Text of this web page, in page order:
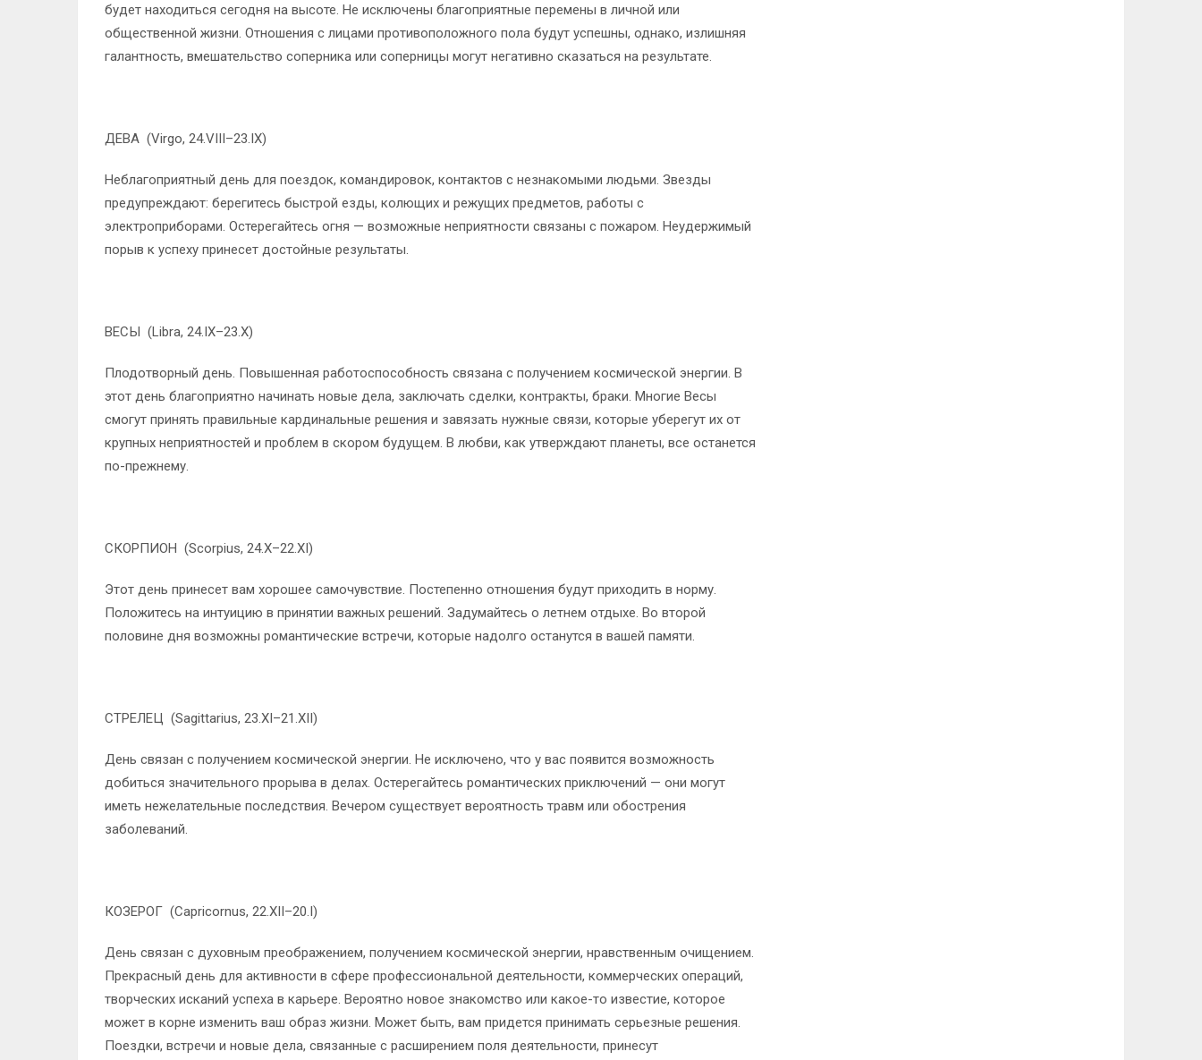
будет находиться сегодня на высоте. Не исключены благоприятные перемены в личной или
общественной жизни. Отношения с лицами противоположного пола будут успешны, однако, излишняя
галантность, вмешательство соперника или соперницы могут негативно сказаться на результате.
ДЕВА (Virgo, 24.VIII–23.IX)
Неблагоприятный день для поездок, командировок, контактов с незнакомыми людьми. Звезды
предупреждают: берегитесь быстрой езды, колющих и режущих предметов, работы с
электроприборами. Остерегайтесь огня — возможные неприятности связаны с пожаром. Неудержимый
порыв к успеху принесет достойные результаты.
ВЕСЫ (Libra, 24.IX–23.X)
Плодотворный день. Повышенная работоспособность связана с получением космической энергии. В
этот день благоприятно начинать новые дела, заключать сделки, контракты, браки. Многие Весы
смогут принять правильные кардинальные решения и завязать нужные связи, которые уберегут их от
крупных неприятностей и проблем в скором будущем. В любви, как утверждают планеты, все останется
по-прежнему.
СКОРПИОН (Scorpius, 24.X–22.XI)
Этот день принесет вам хорошее самочувствие. Постепенно отношения будут приходить в норму.
Положитесь на интуицию в принятии важных решений. Задумайтесь о летнем отдыхе. Во второй
половине дня возможны романтические встречи, которые надолго останутся в вашей памяти.
СТРЕЛЕЦ (Sagittarius, 23.XI–21.XII)
День связан с получением космической энергии. Не исключено, что у вас появится возможность
добиться значительного прорыва в делах. Остерегайтесь романтических приключений — они могут
иметь нежелательные последствия. Вечером существует вероятность травм или обострения
заболеваний.
КОЗЕРОГ (Capricornus, 22.XII–20.I)
День связан с духовным преображением, получением космической энергии, нравственным очищением.
Прекрасный день для активности в сфере профессиональной деятельности, коммерческих операций,
творческих исканий успеха в карьере. Вероятно новое знакомство или какое-то известие, которое
может в корне изменить ваш образ жизни. Может быть, вам придется принимать серьезные решения.
Поездки, встречи и новые дела, связанные с расширением поля деятельности, принесут